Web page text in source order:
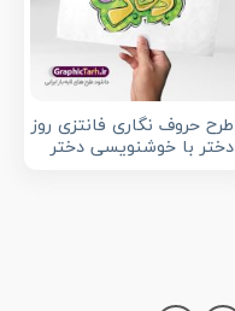
طرح حروف نگاری فانتزی روز
دختر با خوشنویسی دختر